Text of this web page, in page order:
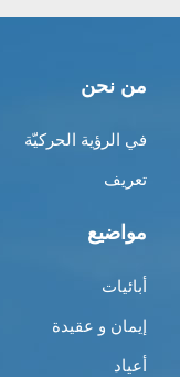
من نحن
في الرؤية الحركيّة
تعريف
مواضيع
أبائيات
إيمان و عقيدة
أعياد